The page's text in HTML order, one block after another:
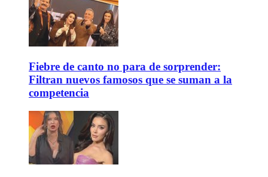
Fiebre de canto no para de sorprender:
Filtran nuevos famosos que se suman a la
competencia